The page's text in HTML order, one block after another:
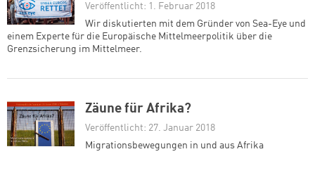
Veröffentlicht: 1. Februar 2018
Wir diskutierten mit dem Gründer von Sea-Eye und
einem Experte für die Europäische Mittelmeerpolitik über die
Grenzsicherung im Mittelmeer.
Zäune für Afrika?
Veröffentlicht: 27. Januar 2018
Migrationsbewegungen in und aus Afrika